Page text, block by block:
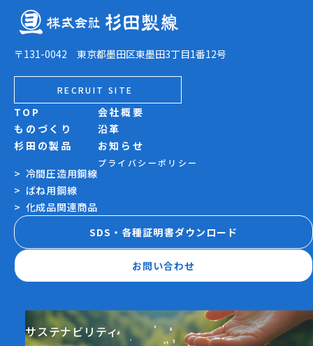
〒131-0042 東京都墨田区東墨田3丁目1番12号
RECRUIT SITE
TOP
ものづくり
杉田の製品
冷間圧造用鋼線
ばね用鋼線
化成品関連商品
会社概要
沿革
お知らせ
プライバシーポリシー
SDS・各種証明書ダウンロード
お問い合わせ
サステナビリティ